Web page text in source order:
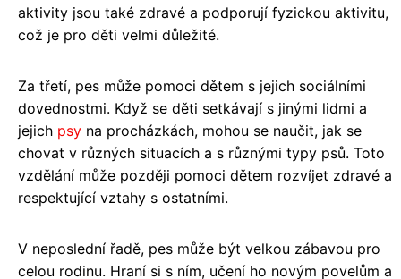
aktivity jsou také zdravé a podporují fyzickou aktivitu,
což je pro děti velmi důležité.
Za třetí, pes může pomoci dětem s jejich sociálními
dovednostmi. Když se děti setkávají s jinými lidmi a
jejich psy na procházkách, mohou se naučit, jak se
chovat v různých situacích a s různými typy psů. Toto
vzdělání může později pomoci dětem rozvíjet zdravé a
respektující vztahy s ostatními.
V neposlední řadě, pes může být velkou zábavou pro
celou rodinu. Hraní si s ním, učení ho novým povelům a